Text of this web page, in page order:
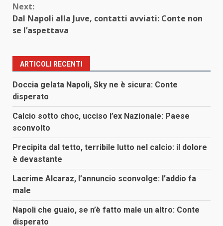
Next:
Dal Napoli alla Juve, contatti avviati: Conte non
se l’aspettava
ARTICOLI RECENTI
Doccia gelata Napoli, Sky ne è sicura: Conte
disperato
Calcio sotto choc, ucciso l’ex Nazionale: Paese
sconvolto
Precipita dal tetto, terribile lutto nel calcio: il dolore
è devastante
Lacrime Alcaraz, l’annuncio sconvolge: l’addio fa
male
Napoli che guaio, se n’è fatto male un altro: Conte
disperato